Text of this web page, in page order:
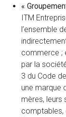
«
ITM
l’ensemble
commerce ;
par la
3 du Code
une marque
mères, leurs
comptables,